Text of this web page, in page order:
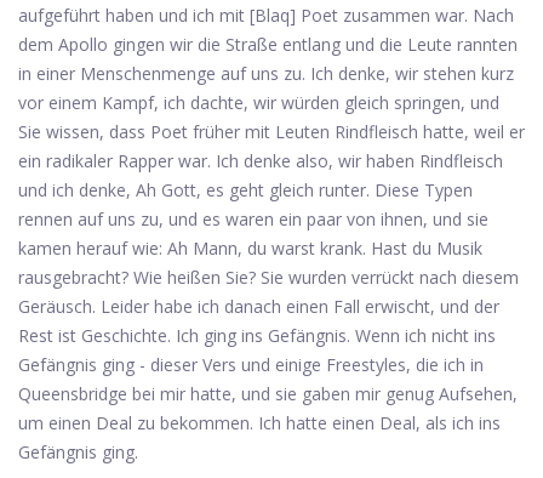
aufgeführt haben und ich mit [Blaq] Poet zusammen war. Nach
dem Apollo gingen wir die Straße entlang und die Leute rannten
in einer Menschenmenge auf uns zu. Ich denke, wir stehen kurz
vor einem Kampf, ich dachte, wir würden gleich springen, und
Sie wissen, dass Poet früher mit Leuten Rindfleisch hatte, weil er
ein radikaler Rapper war. Ich denke also, wir haben Rindfleisch
und ich denke, Ah Gott, es geht gleich runter. Diese Typen
rennen auf uns zu, und es waren ein paar von ihnen, und sie
kamen herauf wie: Ah Mann, du warst krank. Hast du Musik
rausgebracht? Wie heißen Sie? Sie wurden verrückt nach diesem
Geräusch. Leider habe ich danach einen Fall erwischt, und der
Rest ist Geschichte. Ich ging ins Gefängnis. Wenn ich nicht ins
Gefängnis ging - dieser Vers und einige Freestyles, die ich in
Queensbridge bei mir hatte, und sie gaben mir genug Aufsehen,
um einen Deal zu bekommen. Ich hatte einen Deal, als ich ins
Gefängnis ging.